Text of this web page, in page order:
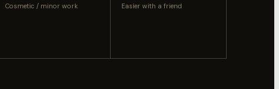
Cosmetic / minor work Easier with a friend